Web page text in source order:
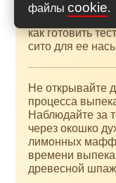
файлы cookie.
Чтобы
воздушными и
как готовить
сито для ее
Не открывайте
процесса
Наблюдайте за
через окошко
лимонных
времени
древесной